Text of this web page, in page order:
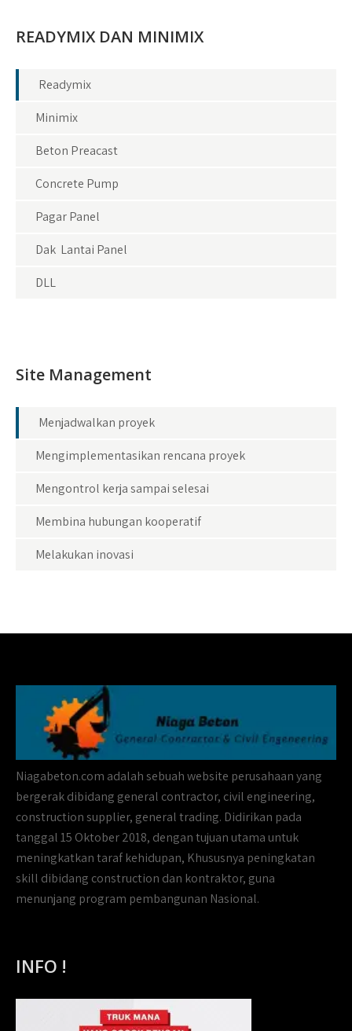
READYMIX DAN MINIMIX
Readymix
Minimix
Beton Preacast
Concrete Pump
Pagar Panel
Dak Lantai Panel
DLL
Site Management
Menjadwalkan proyek
Mengimplementasikan rencana proyek
Mengontrol kerja sampai selesai
Membina hubungan kooperatif
Melakukan inovasi
Niagabeton.com adalah sebuah website perusahaan yang
bergerak dibidang general contractor, civil engineering,
construction supplier, general trading. Didirikan pada
tanggal 15 Oktober 2018, dengan tujuan utama untuk
meningkatkan taraf kehidupan, Khususnya peningkatan
skill dibidang construction dan kontraktor, guna
menunjang program pembangunan Nasional.
INFO !